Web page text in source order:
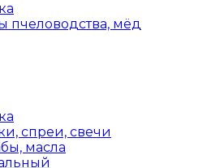
пчеловодства, мёд
спреи, свечи
масла